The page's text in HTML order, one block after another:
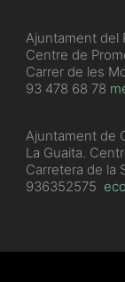
Ajuntament del
Centre de
Carrer de les
93 478 68 78
Ajuntament de
La Guaita.
Carretera de la
936352575